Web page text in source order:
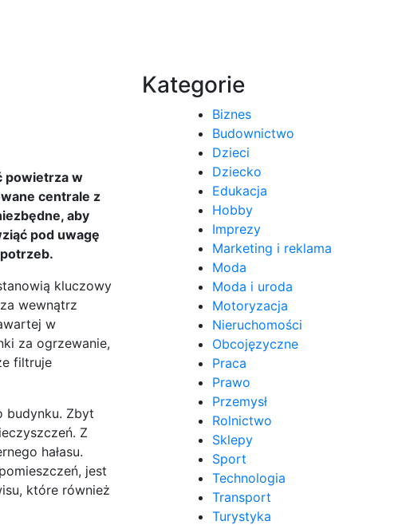
powietrza w
centrale z
aby
pod uwagę
kluczowy
wewnątrz
w
za ogrzewanie,
filtruje
budynku. Zbyt
Z
hałasu.
jest
które również
Kategorie
Biznes
Budownictwo
Dzieci
Dziecko
Edukacja
Hobby
Imprezy
Marketing i reklama
Moda
Moda i uroda
Motoryzacja
Nieruchomości
Obcojęzyczne
Praca
Prawo
Przemysł
Rolnictwo
Sklepy
Sport
Technologia
Transport
Turystyka